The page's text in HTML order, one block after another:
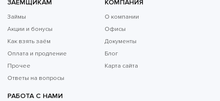
ЗАЕМЩИКАМ
Займы
Акции и бонусы
Как взять заём
Оплата и продление
Прочее
Ответы на вопросы
КОМПАНИЯ
О компании
Офисы
Документы
Блог
Карта сайта
РАБОТА С НАМИ